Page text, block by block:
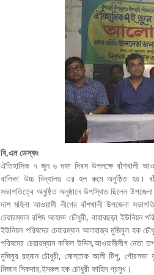
বি,এন ডেস্কঃ
ঐতিহাসিক ৭ জুন ৬ দফা দিবস উপলক্ষে বাঁশখালী
বালিকা উচ্চ বিদ্যালয় এর হল রুমে অনুষ্ঠিত হয়।
সভাপতিত্বে অনুষ্ঠিত অনুষ্ঠানে উপস্থিত ছিলেন
দাশ মহিলা আওয়ামী লীগের বাঁশখালী উপজেলা
চেয়ারম্যান রশিদ আহমদ চৌধুরী, বাহারছড়া ইউনিয়ন
ইউনিয়ন পরিষদের চেয়ারম্যান আলহাজ্ব মুজিবুল হক
পরিষদের চেয়ারম্যান কফিল উদ্দিন,আওয়ামীলীগ
মুজিবুর রহমান চৌধুরী, মোস্তাক আলী টিপু, পৌরসভা
মিজান সিকদার,ইমরুল হক চৌধুরী ফাহিম প্রমুখ।